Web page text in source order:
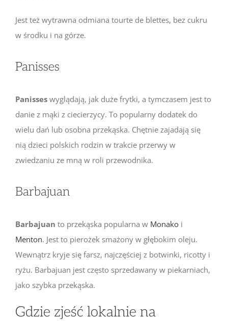
Jest też wytrawna odmiana tourte de blettes, bez cukru
w środku i na górze.
Panisses
Panisses wyglądają, jak duże frytki, a tymczasem jest to
danie z mąki z ciecierzycy. To popularny dodatek do
wielu dań lub osobna przekąska. Chętnie zajadają się
nią dzieci polskich rodzin w trakcie przerwy w
zwiedzaniu ze mną w roli przewodnika.
Barbajuan
Barbajuan to przekąska popularna w Monako i
Menton. Jest to pierożek smażony w głębokim oleju.
Wewnątrz kryje się farsz, najczęściej z botwinki, ricotty i
ryżu. Barbajuan jest często sprzedawany w piekarniach,
jako szybka przekąska.
Gdzie zjeść lokalnie na